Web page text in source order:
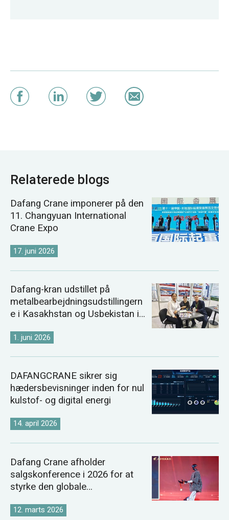
Relaterede blogs
Dafang Crane imponerer på den
11. Changyuan International
Crane Expo
17. juni 2026
Dafang-kran udstillet på
metalbearbejdningsudstillingern
e i Kasakhstan og Usbekistan i
1. juni 2026
DAFANGCRANE sikrer sig
hædersbevisninger inden for nul
kulstof- og digital energi
14. april 2026
Dafang Crane afholder
salgskonference i 2026 for at
styrke den globale
12. marts 2026